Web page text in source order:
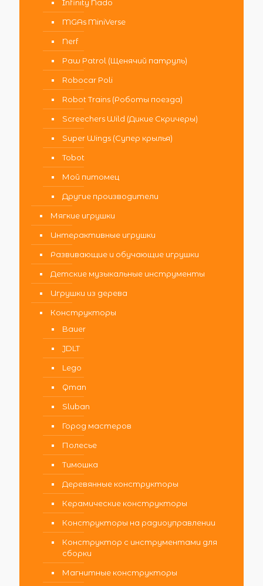
Infinity Nado
MGAs MiniVerse
Nerf
Paw Patrol (Щенячий патруль)
Robocar Poli
Robot Trains (Роботы поезда)
Screechers Wild (Дикие Скричеры)
Super Wings (Супер крылья)
Tobot
Мой питомец
Другие производители
Мягкие игрушки
Интерактивные игрушки
Развивающие и обучающие игрушки
Детские музыкальные инструменты
Игрушки из дерева
Конструкторы
Bauer
JDLT
Lego
Qman
Sluban
Город мастеров
Полесье
Тимошка
Деревянные конструкторы
Керамические конструкторы
Конструкторы на радиоуправлении
Конструктор с инструментами для
сборки
Магнитные конструкторы